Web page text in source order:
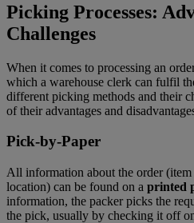
Picking Processes:
Challenges
When it comes to processing an
which a warehouse clerk can fulfil
different picking methods and their
of their advantages and
Pick-by-Paper
All information about the order (item
location) can be found on a printed
information, the packer picks the
the pick, usually by checking it off